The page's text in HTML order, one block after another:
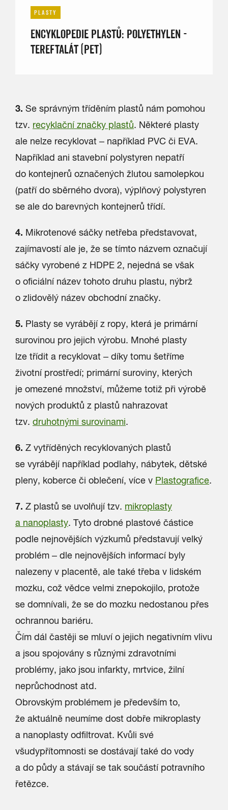
PLASTY
ENCYKLOPEDIE PLASTŮ: POLYETHYLEN -
TEREFTALÁT (PET)
3. Se správným tříděním plastů nám pomohou
tzv. recyklační značky plastů. Některé plasty
ale nelze recyklovat – například PVC či EVA.
Například ani stavební polystyren nepatří
do kontejnerů označených žlutou samolepkou
(patří do sběrného dvora), výplňový polystyren
se ale do barevných kontejnerů třídí.
4. Mikrotenové sáčky netřeba představovat,
zajímavostí ale je, že se tímto názvem označují
sáčky vyrobené z HDPE 2, nejedná se však
o oficiální název tohoto druhu plastu, nýbrž
o zlidovělý název obchodní značky.
5. Plasty se vyrábějí z ropy, která je primární
surovinou pro jejich výrobu. Mnohé plasty
lze třídit a recyklovat – díky tomu šetříme
životní prostředí; primární suroviny, kterých
je omezené množství, můžeme totiž při výrobě
nových produktů z plastů nahrazovat
tzv. druhotnými surovinami.
6. Z vytříděných recyklovaných plastů
se vyrábějí například podlahy, nábytek, dětské
pleny, koberce či oblečení, více v Plastografice.
7. Z plastů se uvolňují tzv. mikroplasty
a nanoplasty. Tyto drobné plastové částice
podle nejnovějších výzkumů představují velký
problém – dle nejnovějších informací byly
nalezeny v placentě, ale také třeba v lidském
mozku, což vědce velmi znepokojilo, protože
se domnívali, že se do mozku nedostanou přes
ochrannou bariéru.
Čím dál častěji se mluví o jejich negativním vlivu
a jsou spojovány s různými zdravotními
problémy, jako jsou infarkty, mrtvice, žilní
neprůchodnost atd.
Obrovským problémem je především to,
že aktuálně neumíme dost dobře mikroplasty
a nanoplasty odfiltrovat. Kvůli své
všudypřítomnosti se dostávají také do vody
a do půdy a stávají se tak součástí potravního
řetězce.